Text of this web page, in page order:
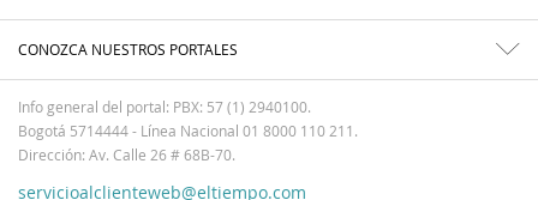
CONOZCA NUESTROS PORTALES
Info general del portal: PBX: 57 (1) 2940100.
Bogotá 5714444 - Línea Nacional 01 8000 110 211.
Dirección: Av. Calle 26 # 68B-70.
servicioalclienteweb@eltiempo.com